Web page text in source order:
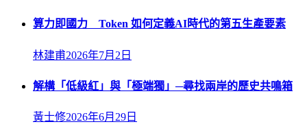
算力即國力 Token 如何定義AI時代的第五生產要素
林建甫2026年7月2日
解構「低級紅」與「極端獨」─尋找兩岸的歷史共鳴箱
黃士修2026年6月29日